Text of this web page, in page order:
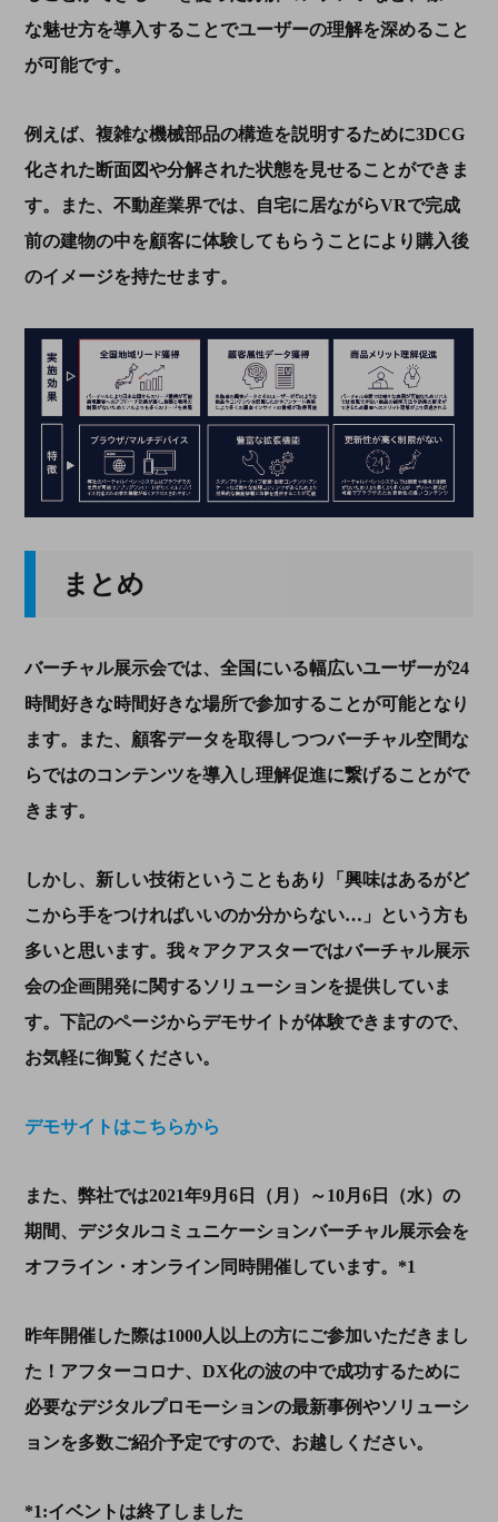
な魅せ方を導入することでユーザーの理解を深めること
が可能です。
例えば、複雑な機械部品の構造を説明するために3DCG
化された断面図や分解された状態を見せることができま
す。また、不動産業界では、自宅に居ながらVRで完成
前の建物の中を顧客に体験してもらうことにより購入後
のイメージを持たせます。
まとめ
バーチャル展示会では、全国にいる幅広いユーザーが24
時間好きな時間好きな場所で参加することが可能となり
ます。また、顧客データを取得しつつバーチャル空間な
らではのコンテンツを導入し理解促進に繋げることがで
きます。
しかし、新しい技術ということもあり「興味はあるがど
こから手をつければいいのか分からない…」という方も
多いと思います。我々アクアスターではバーチャル展示
会の企画開発に関するソリューションを提供していま
す。下記のページからデモサイトが体験できますので、
お気軽に御覧ください。
デモサイトはこちらから
また、弊社では2021年9月 6日（月）～10月 6日（水）の
期間、デジタルコミュニケーションバーチャル展示会を
オフライン・オンライン同時開催しています。 *1
昨年開催した際は1000人以上の方にご参加いただきまし
た！アフターコロナ、 DX化の波の中で成功するために
必要なデジタルプロモーションの最新事例やソリューシ
ョンを多数ご紹介予定ですので、お越しください。
*1:イベントは終了しました